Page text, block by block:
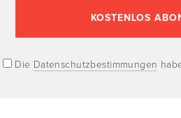
Die Datenschutzbestimmungen